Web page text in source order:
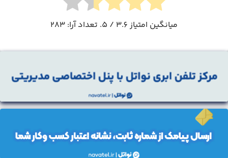
میانگین امتیاز 3.6 / 5. تعداد آرا: 283